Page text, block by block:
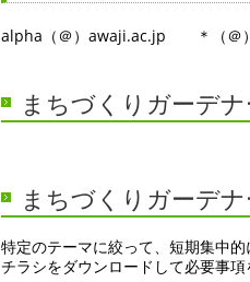
alpha（＠）awaji.ac.jp ＊（＠）
まちづくりガーデ
まちづくりガーデ
特定のテーマに絞って、短期集中的
チラシをダウンロードして必要事項